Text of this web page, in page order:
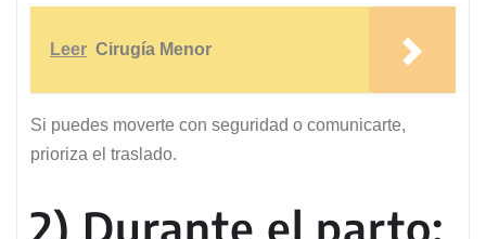
Leer Cirugía Menor
Si puedes moverte con seguridad o comunicarte,
prioriza el traslado.
2) Durante el parto: